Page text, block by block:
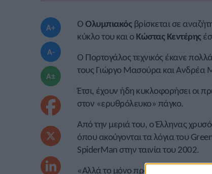
A+
A-
A±
ΟΟλυμπιακόςβρίσκεται σε
κύκλο του και ο Κώστας Κεντέρης
Ο Πορτογάλος τεχνικός έκανε
τους Γιώργο Μασούρα και Ανδρέα
Έτσι, έχουν ήδη κυκλοφορήσει οι
στον «ερυθρόλευκο» πάγκο.
Από την μεριά του, ο Έλληνας
όπου ακούγονται τα λόγια του
SpiderMan στην ταινία του 2002.
«Αλλά το μόνο πράγμα που